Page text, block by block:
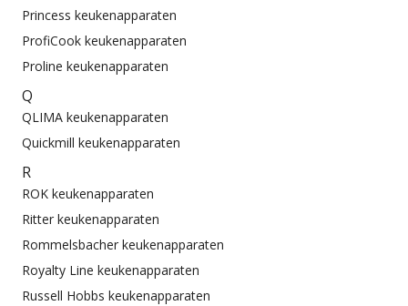
Princess keukenapparaten
ProfiCook keukenapparaten
Proline keukenapparaten
Q
QLIMA keukenapparaten
Quickmill keukenapparaten
R
ROK keukenapparaten
Ritter keukenapparaten
Rommelsbacher keukenapparaten
Royalty Line keukenapparaten
Russell Hobbs keukenapparaten